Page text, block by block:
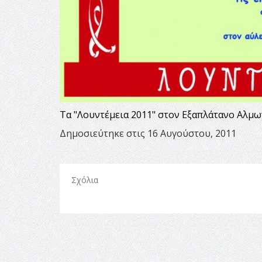
Τα "Λουντέμεια 2011" στον Εξαπλάτανο
Δημοσιεύτηκε στις 16 Αυγούστου, 2011
Σχόλια